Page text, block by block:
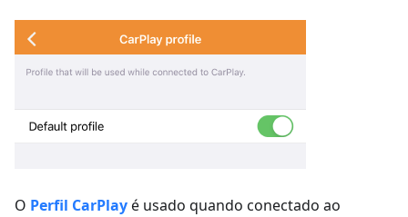
O Perfil CarPlayé usado quando conectado ao